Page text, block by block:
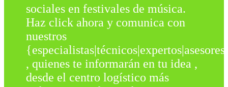
sociales en festivales de música.
Haz click ahora y comunica con
nuestros
{especialistas|técnicos|expertos|asesores
, quienes te informarán en tu idea ,
desde el centro logístico más